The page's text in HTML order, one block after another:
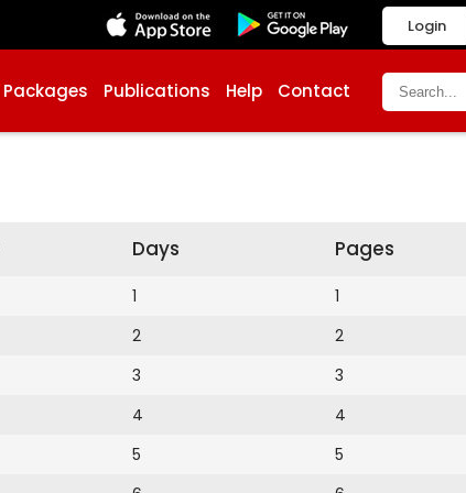
Login
Packages Publications Help Contact
Days
1
2
3
4
5
Pages
1
2
3
4
5